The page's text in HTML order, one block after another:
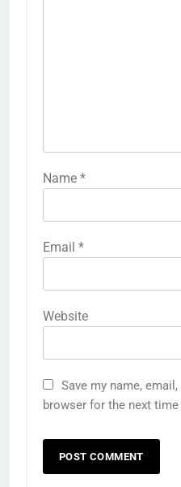
Name *
Email *
Website
Save my name,
browser for the next